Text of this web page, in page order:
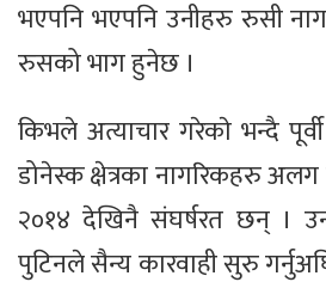
भएपनि भएपनि उनीहरु रुसी
रुसको भाग हुनेछ ।
किभले अत्याचार गरेकाे भन्दै
डोनेस्क क्षेत्रका नागरिकहरु
२०१४ देखिनै संघर्षरत छन् ।
पुटिनले सैन्य कारवाही सुरु